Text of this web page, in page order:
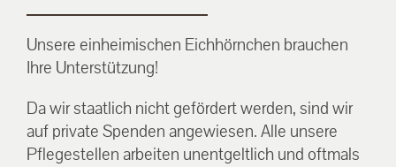
Unsere einheimischen Eichhörnchen brauchen
Ihre Unterstützung!
Da wir staatlich nicht gefördert werden, sind wir
auf private Spenden angewiesen. Alle unsere
Pflegestellen arbeiten unentgeltlich und oftmals